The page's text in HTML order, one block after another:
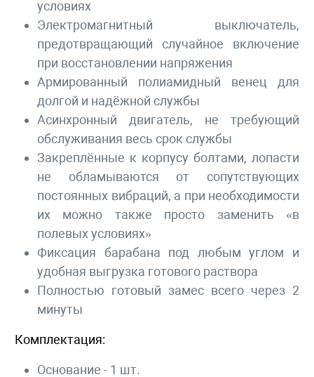
условиях
Электромагнитный выключатель,
предотвращающий случайное включение
при восстановлении напряжения
Армированный полиамидный венец для
долгой и надёжной службы
Асинхронный двигатель, не требующий
обслуживания весь срок службы
Закреплённые к корпусу болтами, лопасти
не обламываются от сопутствующих
постоянных вибраций, а при необходимости
их можно также просто заменить «в
полевых условиях»
Фиксация барабана под любым углом и
удобная выгрузка готового раствора
Полностью готовый замес всего через 2
минуты
Комплектация:
Основание - 1 шт.